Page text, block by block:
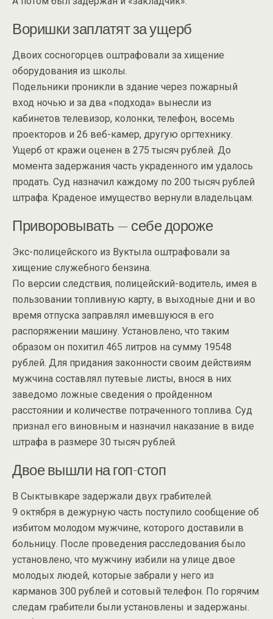
Воришки заплатят за ущерб
Двоих сосногорцев оштрафовали за хищение
оборудования из школы.
Подельники проникли в здание через пожарный
вход ночью и за два «подхода» вынесли из
кабинетов телевизор, колонки, телефон, восемь
проекторов и 26 веб-камер, другую оргтехнику.
Ущерб от кражи оценен в 275 тысяч рублей. До
момента задержания часть украденного им удалось
продать. Суд назначил каждому по 200 тысяч рублей
штрафа. Краденое имущество вернули владельцам.
Приворовывать — себе дороже
Экс-полицейского из Вуктыла оштрафовали за
хищение служебного бензина.
По версии следствия, полицейский-водитель, имея в
пользовании топливную карту, в выходные дни и во
время отпуска заправлял имевшуюся в его
распоряжении машину. Установлено, что таким
образом он похитил 465 литров на сумму 19548
рублей. Для придания законности своим действиям
мужчина составлял путевые листы, внося в них
заведомо ложные сведения о пройденном
расстоянии и количестве потраченного топлива. Суд
признал его виновным и назначил наказание в виде
штрафа в размере 30 тысяч рублей.
Двое вышли на гоп-стоп
В Сыктывкаре задержали двух грабителей.
9 октября в дежурную часть поступило сообщение об
избитом молодом мужчине, которого доставили в
больницу. После проведения расследования было
установлено, что мужчину избили на улице двое
молодых людей, которые забрали у него из
карманов 300 рублей и сотовый телефон. По горячим
следам грабители были установлены и задержаны.